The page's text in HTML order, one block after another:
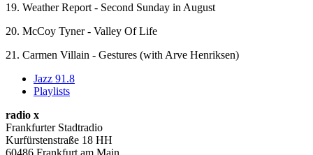
19. Weather Report - Second Sunday in August
20. McCoy Tyner - Valley Of Life
21. Carmen Villain - Gestures (with Arve Henriksen)
Jazz 91.8
Playlists
radio x
Frankfurter Stadtradio
Kurfürstenstraße 18 HH
60486 Frankfurt am Main